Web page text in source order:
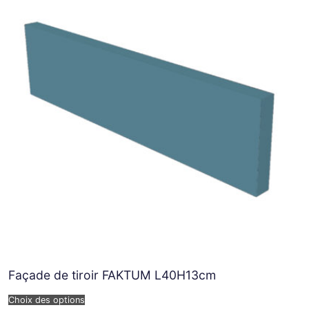
Façade de tiroir FAKTUM L40H13cm
Choix des options